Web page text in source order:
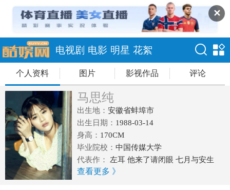
✕
电视剧 电影 明星 花絮
个人资料 图片 影视作品 评论
马思纯
出生地： 安徽省蚌埠市
出生日期： 1988-03-14
身高： 170CM
毕业院校： 中国传媒大学
代表作：
左耳 他来了请闭眼 七月与安生
查看更多 》